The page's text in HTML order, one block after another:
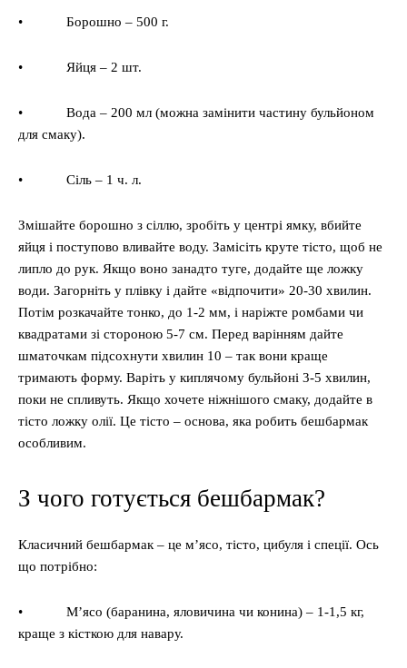
• Борошно – 500 г.
• Яйця – 2 шт.
• Вода – 200 мл (можна замінити частину бульйоном
для смаку).
• Сіль – 1 ч. л.
Змішайте борошно з сіллю, зробіть у центрі ямку, вбийте
яйця і поступово вливайте воду. Замісіть круте тісто, щоб не
липло до рук. Якщо воно занадто туге, додайте ще ложку
води. Загорніть у плівку і дайте «відпочити» 20-30 хвилин.
Потім розкачайте тонко, до 1-2 мм, і наріжте ромбами чи
квадратами зі стороною 5-7 см. Перед варінням дайте
шматочкам підсохнути хвилин 10 – так вони краще
тримають форму. Варіть у киплячому бульйоні 3-5 хвилин,
поки не спливуть. Якщо хочете ніжнішого смаку, додайте в
тісто ложку олії. Це тісто – основа, яка робить бешбармак
особливим.
З чого готується бешбармак?
Класичний бешбармак – це м’ясо, тісто, цибуля і спеції. Ось
що потрібно:
• М’ясо (баранина, яловичина чи конина) – 1-1,5 кг,
краще з кісткою для навару.